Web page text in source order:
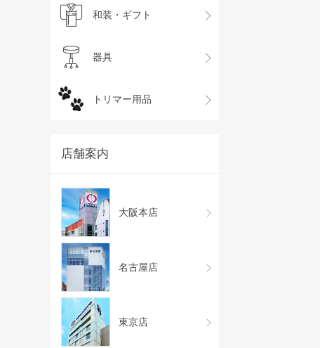
和装・ギフト
器具
トリマー用品
店舗案内
大阪本店
名古屋店
東京店